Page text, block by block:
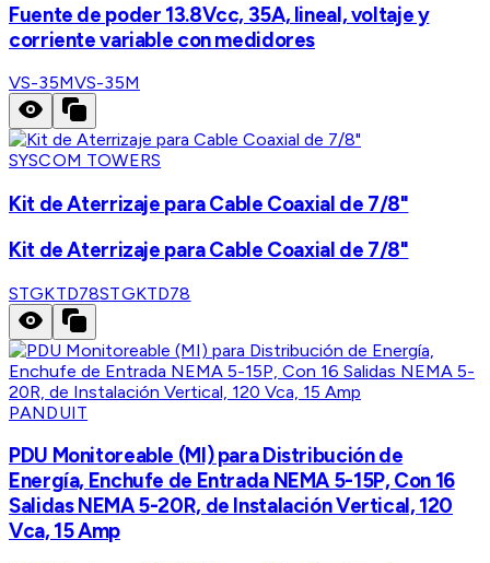
Fuente de poder 13.8Vcc, 35A, lineal, voltaje y
corriente variable con medidores
VS-35MVS-35M
SYSCOM TOWERS
Kit de Aterrizaje para Cable Coaxial de 7/8"
Kit de Aterrizaje para Cable Coaxial de 7/8"
STGKTD78STGKTD78
PANDUIT
PDU Monitoreable (MI) para Distribución de
Energía, Enchufe de Entrada NEMA 5-15P, Con 16
Salidas NEMA 5-20R, de Instalación Vertical, 120
Vca, 15 Amp